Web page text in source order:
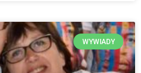
WYWIADY